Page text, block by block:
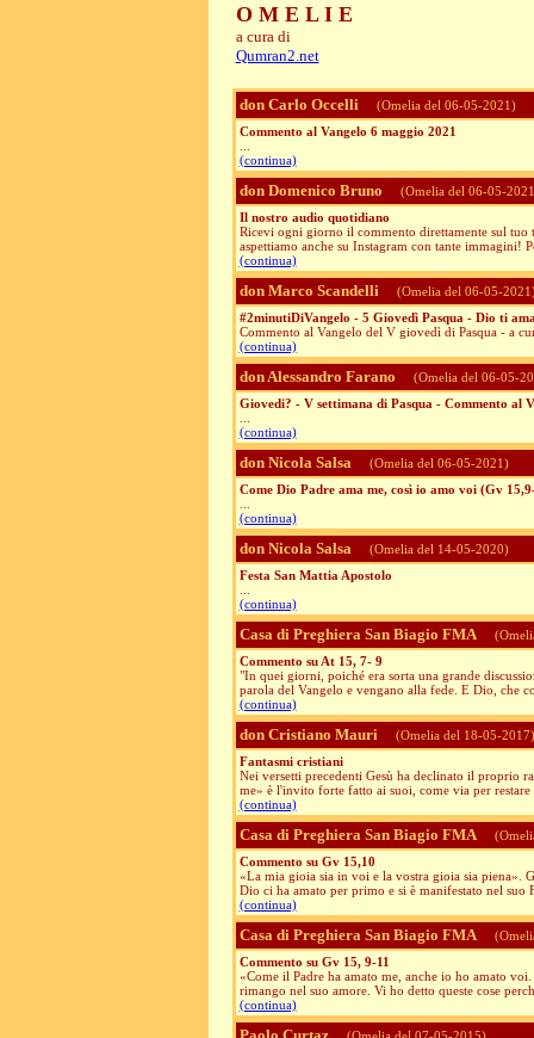
O M E L I E
a cura di
Qumran2.net
don Carlo Occelli
(Omelia del 06-05-2021)
Commento al Vangelo 6 maggio 2021
(continua)
don Domenico Bruno
(Omelia del 06-05-
Il nostro audio quotidiano
Ricevi ogni giorno il commento direttamente sul tuo
aspettiamo anche su Instagram con tante immagini!
(continua)
don Marco Scandelli
(Omelia del 06-05-
#2minutiDiVangelo - 5 Giovedì Pasqua - Dio ti
Commento al Vangelo del V giovedì di Pasqua - a
(continua)
don Alessandro Farano
(Omelia del 06-05-
Giovedi? - V settimana di Pasqua - Commento al
(continua)
don Nicola Salsa
(Omelia del 06-05-2021)
Come Dio Padre ama me, così io amo voi (Gv
(continua)
don Nicola Salsa
(Omelia del 14-05-2020)
Festa San Mattia Apostolo
(continua)
Casa di Preghiera San Biagio FMA
Commento su At 15, 7- 9
"In quei giorni, poiché era sorta una grande
parola del Vangelo e vengano alla fede. E Dio, che
(continua)
don Cristiano Mauri
(Omelia del 18-05-2017)
Fantasmi cristiani
Nei versetti precedenti Gesù ha declinato il proprio
me» è l'invito forte fatto ai suoi, come via per
(continua)
Casa di Preghiera San Biagio FMA
Commento su Gv 15,10
«La mia gioia sia in voi e la vostra gioia sia piena».
Dio ci ha amato per primo e si è manifestato nel
(continua)
Casa di Preghiera San Biagio FMA
Commento su Gv 15, 9-11
«Come il Padre ha amato me, anche io ho amato
rimango nel suo amore. Vi ho detto queste cose
(continua)